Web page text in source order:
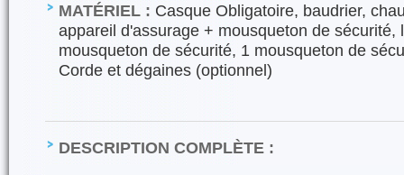
MATÉRIEL : Casque Obligatoire, baudrier,
appareil d'assurage + mousqueton de sécurité,
mousqueton de sécurité, 1 mousqueton de
Corde et dégaines (optionnel)
DESCRIPTION COMPLÈTE :